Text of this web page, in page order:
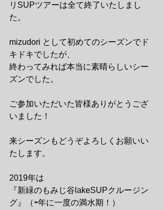
リSUPツアーは全て終了いたしまし
た。
mizudori として初めてのシーズンでド
キドキでしたが、
終わってみれば本当に素晴らしいシー
ズンでした。
ご参加いただいた皆様ありがとうござ
いました！
来シーズンもどうぞよろしくお願いい
たします。
2019年は
『新緑のもみじ谷lakeSUPクルージン
グ』（⇦年に一度の満水期！）